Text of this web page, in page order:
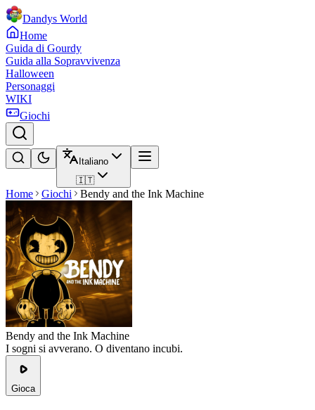
Dandys World
Home
Guida di Gourdy
Guida alla Sopravvivenza
Halloween
Personaggi
WIKI
Giochi
Italiano
🇮🇹
Home Giochi Bendy and the Ink Machine
Bendy and the Ink Machine
I sogni si avverano. O diventano incubi.
Gioca